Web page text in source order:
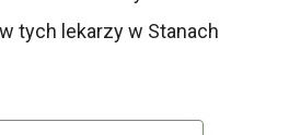
tych lekarzy w Stanach